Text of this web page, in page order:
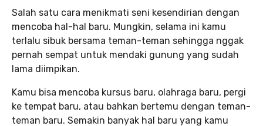
Salah satu cara menikmati seni kesendirian dengan
mencoba hal-hal baru. Mungkin, selama ini kamu
terlalu sibuk bersama teman-teman sehingga nggak
pernah sempat untuk mendaki gunung yang sudah
lama diimpikan.
Kamu bisa mencoba kursus baru, olahraga baru, pergi
ke tempat baru, atau bahkan bertemu dengan teman-
teman baru. Semakin banyak hal baru yang kamu